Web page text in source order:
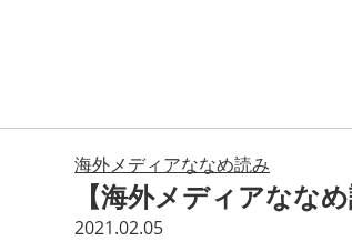
海外メディアななめ読み
【海外メディアなな
2021.02.05